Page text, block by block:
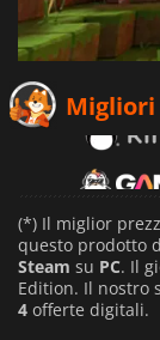
(*) Il miglior
questo prodotto
Steam su PC. Il
Edition. Il nostro
4 offerte digitali.